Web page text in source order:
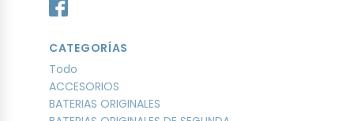
CATEGORÍAS
Todo
ACCESORIOS
BATERIAS ORIGINALES